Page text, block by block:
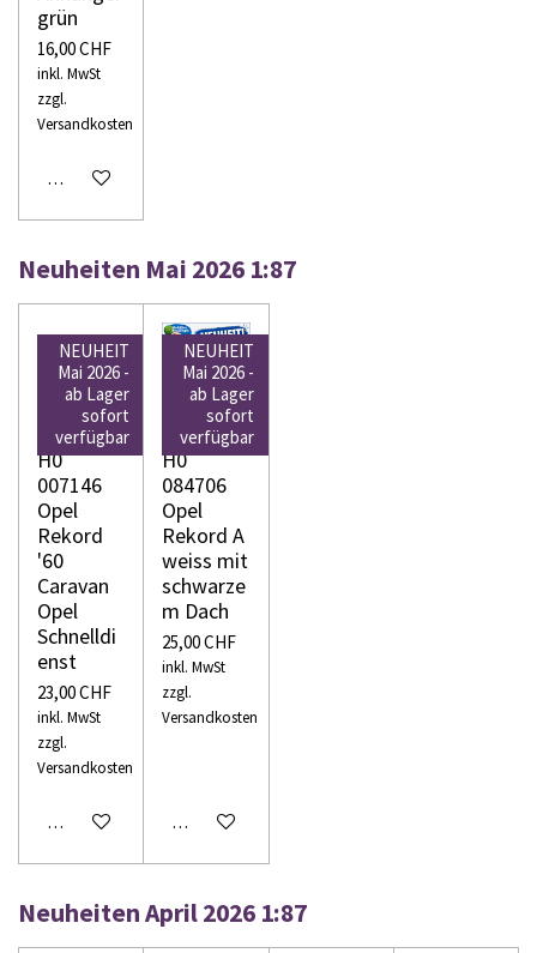
grün
16,00 CHF
inkl. MwSt
zzgl.
Versandkosten
In den Warenkorb
Neuheiten Mai 2026 1:87
NEUHEIT
Mai 2026 -
ab Lager
sofort
verfügbar
WIKING
H0
007146
Opel
Rekord
'60
Caravan
Opel
Schnelldi
enst
23,00 CHF
inkl. MwSt
zzgl.
Versandkosten
In den Warenkorb
NEUHEIT
Mai 2026 -
ab Lager
sofort
verfügbar
WIKING
H0
084706
Opel
Rekord A
weiss mit
schwarze
m Dach
25,00 CHF
inkl. MwSt
zzgl.
Versandkosten
In den Warenkorb
Neuheiten April 2026 1:87